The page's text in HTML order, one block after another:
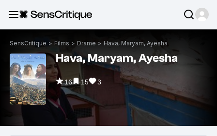
SensCritique > Films > Drame > Hava, Maryam, Ayesha
Hava, Maryam, Ayesha
16 15 3